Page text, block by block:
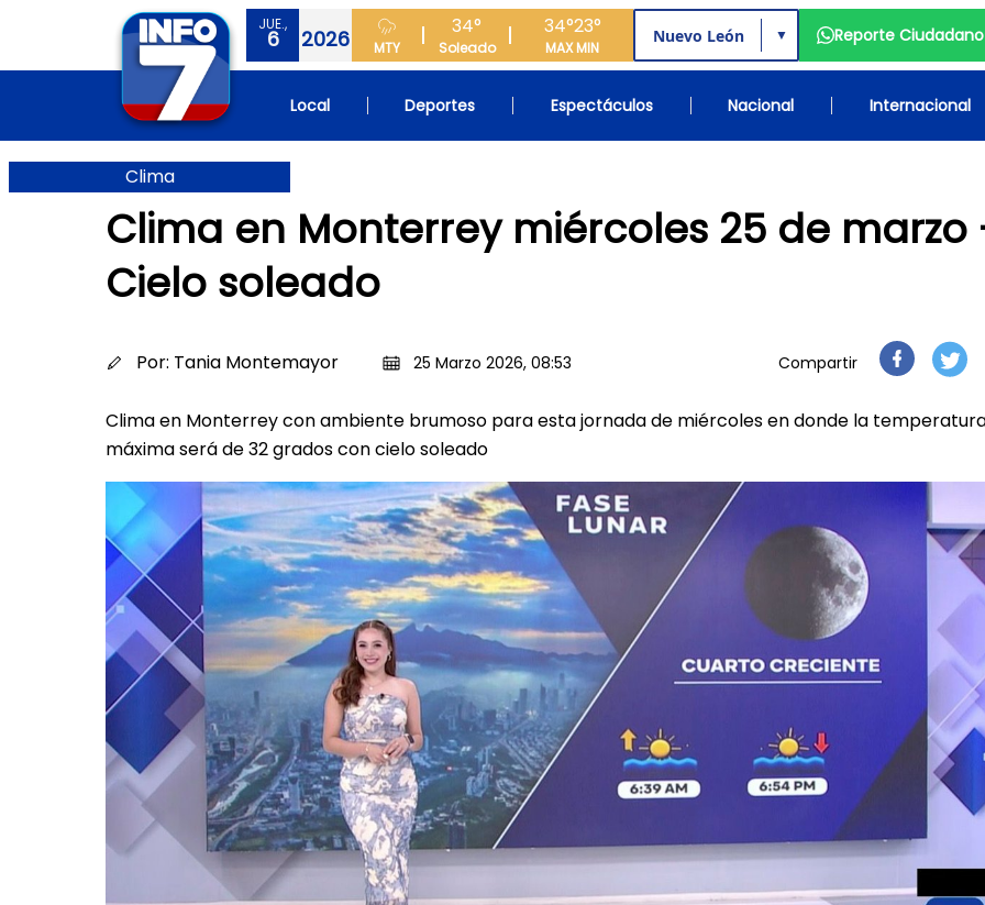
JUE.,
6 2026 MTY
34°
Soleado
34°
MAX
23°
MIN
▼ Reporte Ciudadano
Local Deportes Espectáculos Nacional Internacional
Clima
Clima en Monterrey miércoles 25 de marzo
Cielo soleado
Por: Tania Montemayor 25 Marzo 2026, 08:53 Compartir
Clima en Monterrey con ambiente brumoso para esta jornada de miércoles en donde la
máxima será de 32 grados con cielo soleado